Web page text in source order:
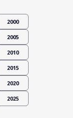
2000
2005
2010
2015
2020
2025